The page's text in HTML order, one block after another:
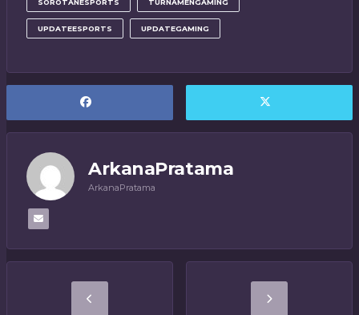
SOROTANESPORTS TURNAMENGAMING
UPDATEESPORTS UPDATEGAMING
ArkanaPratama
ArkanaPratama